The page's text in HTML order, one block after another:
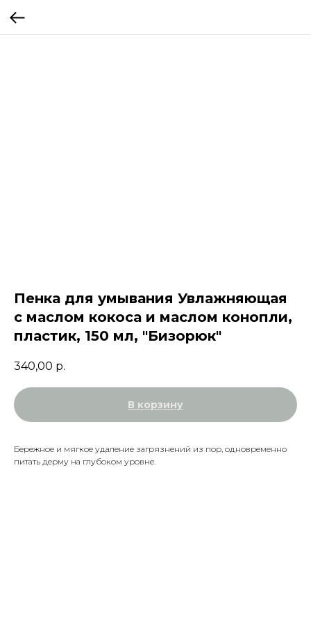
Пенка для умывания Увлажняющая
с маслом кокоса и маслом конопли,
пластик, 150 мл, "Бизорюк"
340,00 р.
В корзину
Бережное и мягкое удаление загрязнений из пор, одновременно
питать дерму на глубоком уровне.